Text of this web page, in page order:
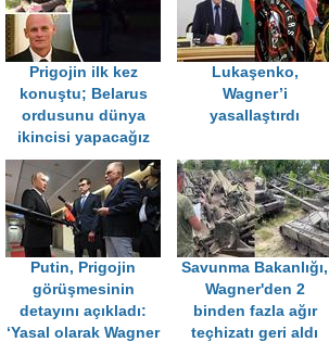
Prigojin ilk kez
konuştu; Belarus
ordusunu dünya
ikincisi yapacağız
Lukaşenko,
Wagner’i
yasallaştırdı
Putin, Prigojin
görüşmesinin
detayını açıkladı:
‘Yasal olarak Wagner
Savunma Bakanlığı,
Wagner'den 2
binden fazla ağır
teçhizatı geri aldı